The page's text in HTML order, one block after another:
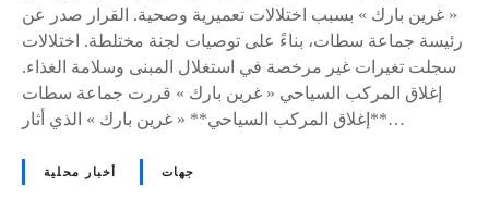
« غرين بارك » بسبب اختلالات تعميرية وصحية. القرار صدر عن
رئيسة جماعة سطات، بناءً على توصيات لجنة مختلطة. اختلالات
سجلت تغيرات غير مرخصة في استغلال المبنى وسلامة الغذاء.
إغلاق المركب السياحي « غرين بارك » قررت جماعة سطات
**إغلاق المركب السياحي** « غرين بارك » الذي أثار…
أخبار محلية جهات